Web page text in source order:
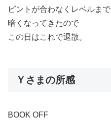
ピントが合わなくレベルまで
暗くなってきたので
この日はこれで退散。
Ｙさまの所感
BOOK OFF